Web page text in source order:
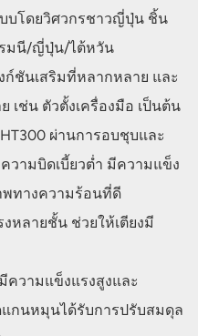
บโดยวิศวกรชาวญี่ปุ่น ชิ้น
มนี/ญี่ปุ่น/ไต้หวัน
ชันเสริมที่หลากหลาย และ
เช่น ตัวตั้งเครื่องมือ เป็นต้น
ผ่านการอบชุบและ
วามบิดเบี้ยวต่ำ มีความแข็ง
พทางความร้อนที่ดี
งหลายชั้น ช่วยให้เตียงมี
วามแข็งแรงสูงและ
กนหมุนได้รับการปรับสมดุล